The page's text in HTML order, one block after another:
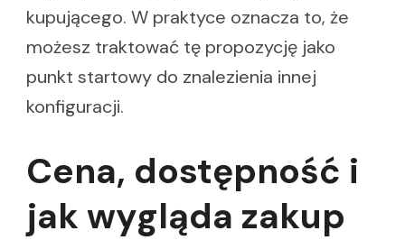
kupującego. W praktyce oznacza to, że
możesz traktować tę propozycję jako
punkt startowy do znalezienia innej
konfiguracji.
Cena, dostępność i
jak wygląda zakup